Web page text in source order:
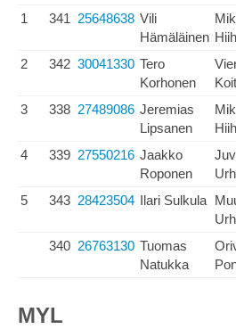
1 341 25648638 Vili
Hämäläinen
2 342 30041330 Tero
Korhonen
3 338 27489086 Jeremias
Lipsanen
4 339 27550216 Jaakko
Roponen
5 343 28423504 Ilari Sulkula
340 26763130 Tuomas
Natukka
MYL